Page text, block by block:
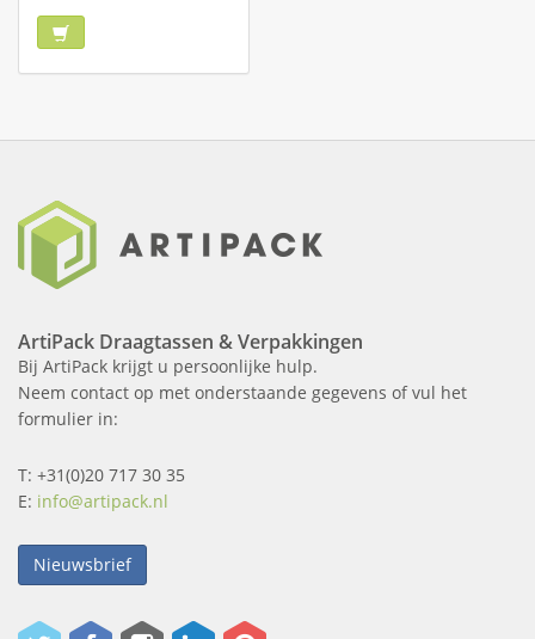
ArtiPack Draagtassen & Verpakkingen
Bij ArtiPack krijgt u persoonlijke hulp.
Neem contact op met onderstaande gegevens of vul het
formulier in:
T: +31(0)20 717 30 35
E: info@artipack.nl
Nieuwsbrief